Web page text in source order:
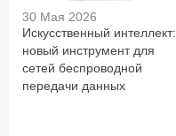
30 Мая 2026
Искусственный интеллект:
новый инструмент для
сетей беспроводной
передачи данных